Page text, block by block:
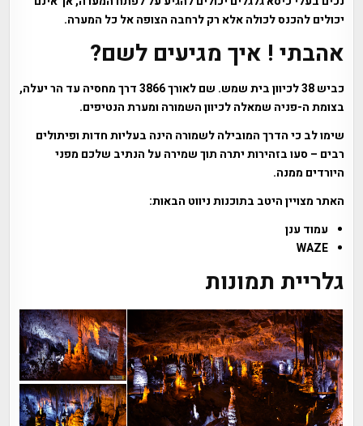
יכולים להכנס לכולה אלא רק לרחבה הצופה אל כל המערה.
אהבתי ! איך מגיעים לשם?
כביש 38 לכיוון בית שמש. שם לאורך 3866 דרך מחסיה עד הר יעלה,
בצומת ה-פניה שמאלה לכיוון השמורה ומערת הנטיפים.
שימו לב כי הדרך המובילה לשמורה הינה בעליות חדות ופיתולים
רבים – סעו בזהירות יתרה תוך שמירה על הנתיב שלכם מפני
היורדים ממנה.
האתר מצויין היטב בתוכנות ניווט הבאות:
עמוד ענן
WAZE
גלריית תמונות